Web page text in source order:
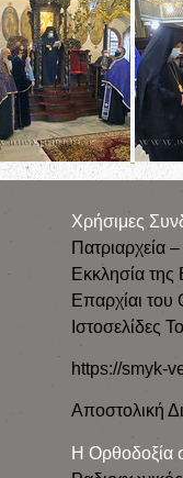
Χρήσιμες
Πατριαρχεία
Εκκλησία της
Επαρχίαι του
Ιστοσελίδες
https://smyk-
Αποστολική
Η Ορθοδοξία